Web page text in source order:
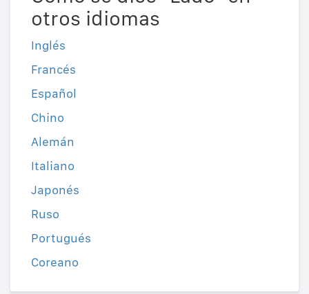
otros idiomas
Inglés
Francés
Español
Chino
Alemán
Italiano
Japonés
Ruso
Portugués
Coreano